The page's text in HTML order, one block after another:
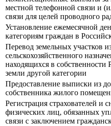
местной телефонной связи и
связи для целей проводного
Установление ежемесячной
категориям граждан в
Перевод земельных участков
сельскохозяйственного
находящихся в собственности
земли другой категории
Предоставление выписки из
собственника жилого
Регистрация страхователей и
физических лиц, обязанных
связи с заключением